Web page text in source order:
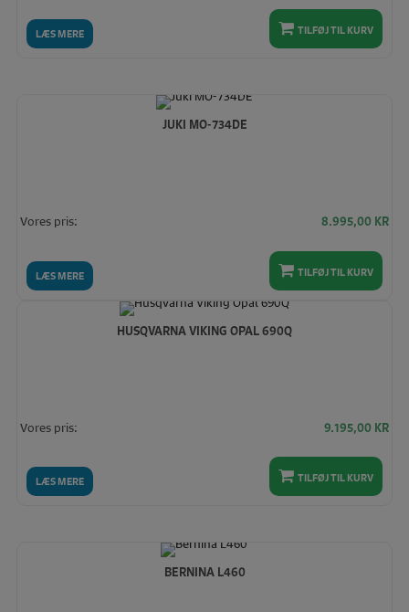
LÆS MERE TILFØJ TIL KURV
JUKI MO-734DE
LÆS MERE
Vores pris: 8.995,00 KR
TILFØJ TIL KURV
HUSQVARNA VIKING OPAL 690Q
LÆS MERE
Vores pris: 9.195,00 KR
TILFØJ TIL KURV
BERNINA L460